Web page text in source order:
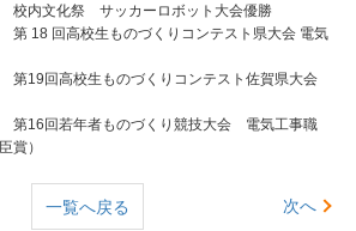
カーロボット大会優勝
高校生ものづくりコンテスト県大会 電気
のづくりコンテスト佐賀県大会
年者ものづくり競技大会 電気工事職
）
一覧へ戻る 次へ